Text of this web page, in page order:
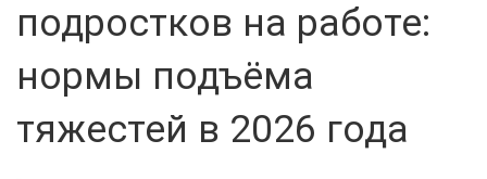
подростков на работе:
нормы подъёма
тяжестей в 2026 года